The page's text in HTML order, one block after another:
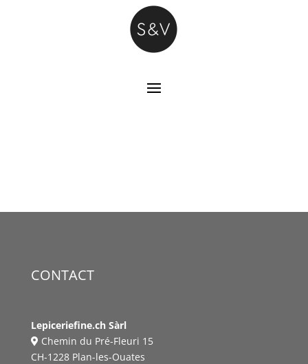
CONTACT
Lepiceriefine.ch Sàrl
Chemin du Pré-Fleuri 15
CH-1228 Plan-les-Ouates